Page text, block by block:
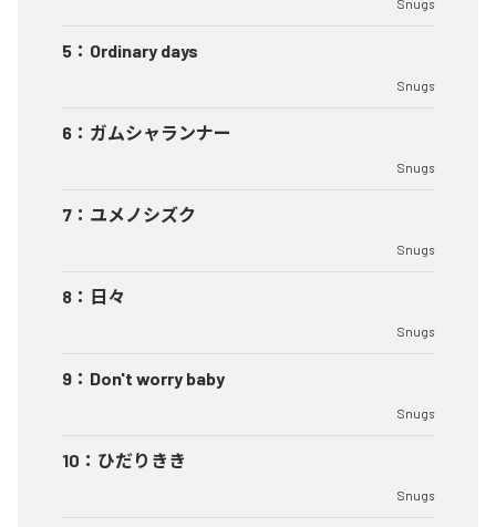
Snugs
5 ： Ordinary days
Snugs
6 ： ガムシャランナー
Snugs
7 ： ユメノシズク
Snugs
8 ： 日々
Snugs
9 ： Don't worry baby
Snugs
10 ： ひだりきき
Snugs